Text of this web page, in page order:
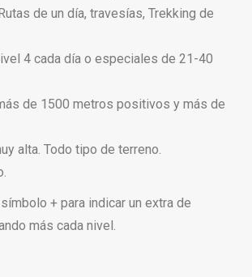
de un día, travesías, Trekking de
4 cada día o especiales de 21-40
de 1500 metros positivos y más de
alta. Todo tipo de terreno.
+ para indicar un extra de
más cada nivel.